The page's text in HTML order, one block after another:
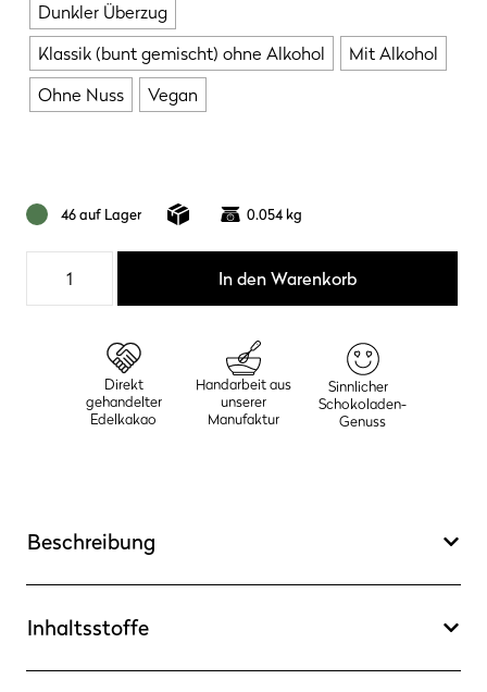
Beschreibung
Inhaltsstoffe
Dunkler Überzug
Klassik (bunt gemischt) ohne Alkohol
Mit Alkohol
Ohne Nuss
Vegan
46 auf Lager 0.054 kg
Stange
In den Warenkorb
Direkt
gehandelter
Edelkakao
Handarbeit aus
unserer
Manufaktur
Sinnlicher
Schokoladen-
Genuss